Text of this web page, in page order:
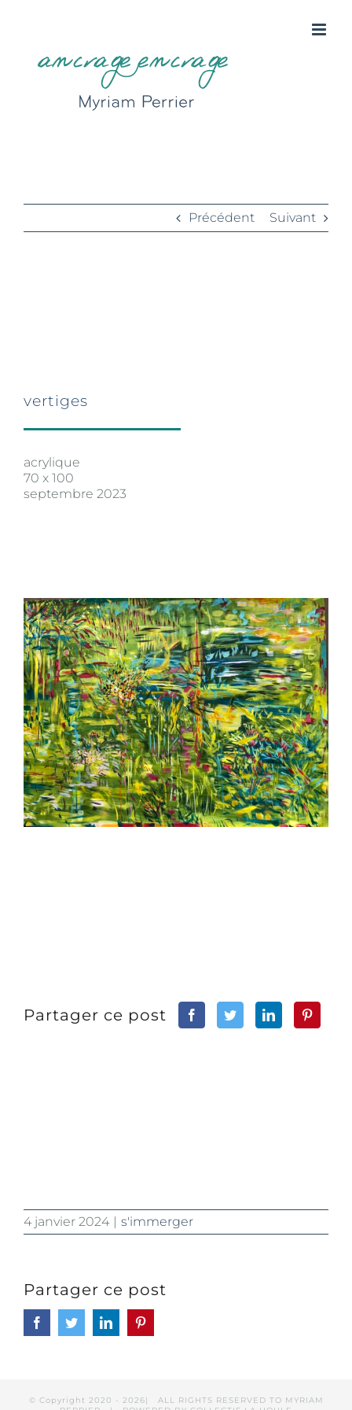
Précédent Suivant
vertiges
acrylique
70 x 100
septembre 2023
Partager ce post
4 janvier 2024 | s'immerger
Partager ce post
FacebookTwitterLinkedIn
© Copyright 2020 - 2026| ALL RIGHTS RESERVED TO MYRIAM